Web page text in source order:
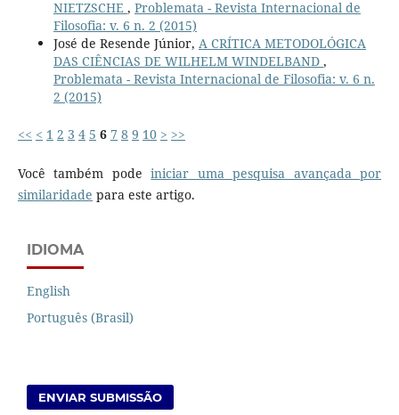
NIETZSCHE , Problemata - Revista Internacional de
Filosofia: v. 6 n. 2 (2015)
José de Resende Júnior, A CRÍTICA METODOLÓGICA
DAS CIÊNCIAS DE WILHELM WINDELBAND ,
Problemata - Revista Internacional de Filosofia: v. 6 n.
2 (2015)
<< < 1 2 3 4 5 6 7 8 9 10 > >>
Você também podeiniciar uma pesquisa avançada por
similaridade para este artigo.
IDIOMA
English
Português (Brasil)
ENVIAR SUBMISSÃO